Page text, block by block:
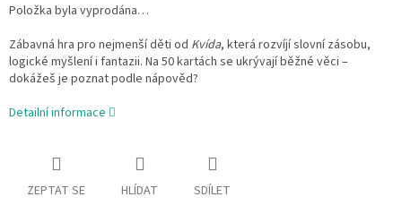
Položka byla vyprodána…
Zábavná hra pro nejmenší děti od Kvída, která rozvíjí slovní zásobu,
logické myšlení i fantazii. Na 50 kartách se ukrývají běžné věci –
dokážeš je poznat podle nápověd?
Detailní informace
ZEPTAT SE HLÍDAT SDÍLET